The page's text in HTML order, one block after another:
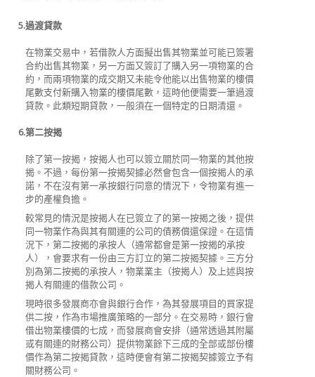
5.過渡貸款
在物業交易中，若借款人方面擬出售其物業並可能已簽署
合約出售其物業，另一方面又簽訂了購入另一項物業的合
約，而兩項物業的成交期又未能令他能以出售物業的樓價
尾數支付新購入物業的樓價尾數，這時他便需要一筆過渡
貸款。此類短期貸款，一般須在一個特定的日期清還。
6.第二按揭
除了第一按揭，按揭人也可以簽立關於同一物業的其他按
揭。不過，每份第一按揭契據必然會包含一個按揭人的承
諾，不在沒有第一承按銀行同意的情況下，令物業有進一
步的產權負擔。
較常見的情況是按揭人在已簽立了的第一按揭之後，提供
同一物業作為與其有關連的公司的債務償還保證。在這情
況下，第二按揭的承按人（通常都會是第一按揭的承按
人），會要求有一份由三方訂立的第二按揭契據。三方分
別為第二按揭的承按人，物業業主（按揭人）及上述與按
揭人有關連的借款公司。
現時很多發展商亦會與銀行合作，為其發展項目的買家提
供二按，作為市場推廣策略的一部分。在交易時，銀行會
借出物業樓價的七成，而發展商會安排（通常透過其附屬
或有關連的財務公司）提供物業餘下三成的全部或部份樓
價作為第二按揭貸款，這時便會有第二按揭契據簽立予有
關財務公司。